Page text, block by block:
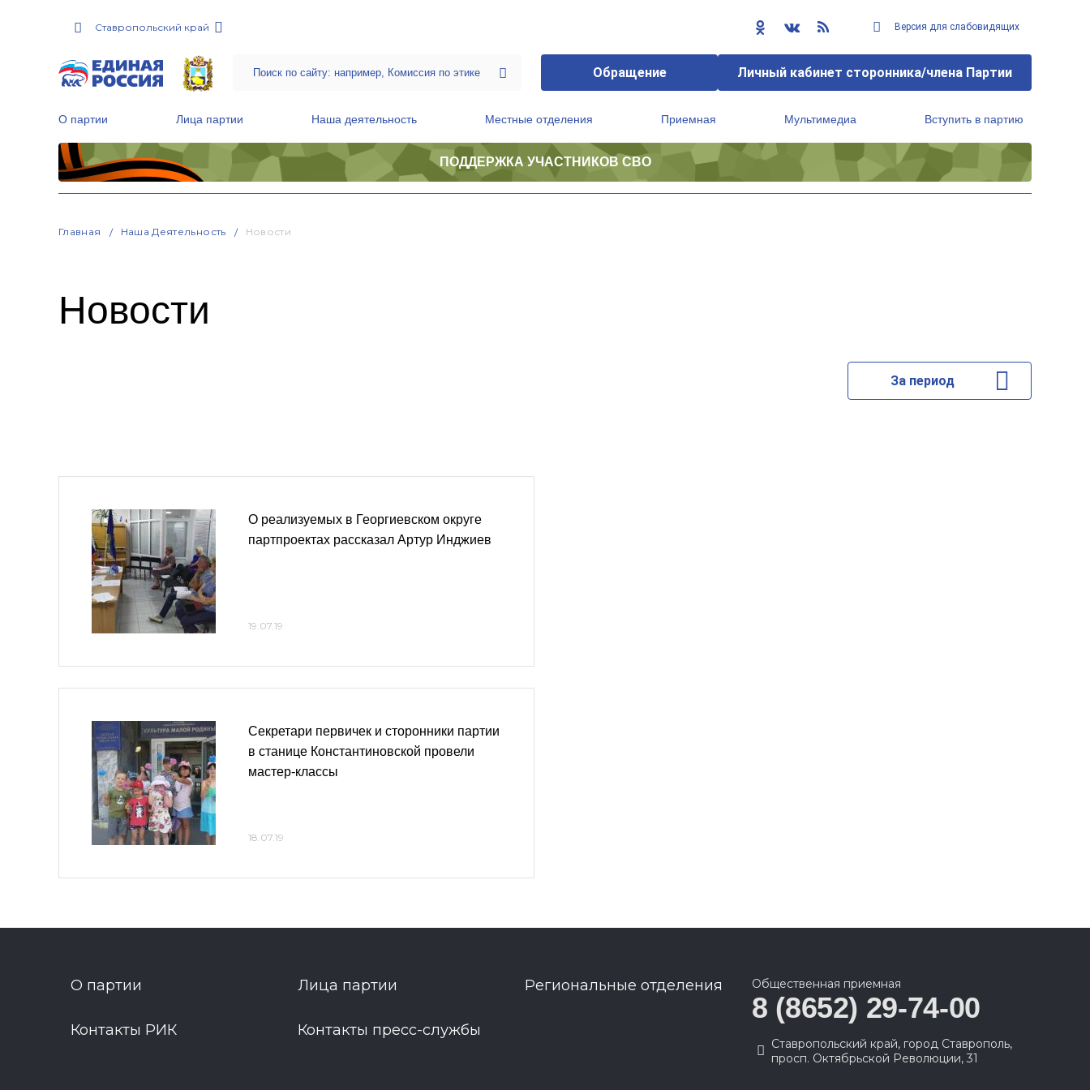
Ставропольский край Версия для слабовидящих
Обращение Личный кабинет сторонника/члена Партии
О партии Лица партии Наша деятельность Местные отделения Приемная Мультимедиа Вступить в партию
ПОДДЕРЖКА УЧАСТНИКОВ СВО
Главная Наша Деятельность Новости
Новости
За период
О реализуемых в Георгиевском округе
партпроектах рассказал Артур Инджиев
19.07.19
Секретари первичек и сторонники партии
в станице Константиновской провели
мастер-классы
18.07.19
О партии Лица партии Региональные отделения
Контакты РИК Контакты пресс-службы
Общественная приемная
8 (8652) 29-74-00
Ставропольский край, город Ставрополь,
просп. Октябрьской Революции, 31